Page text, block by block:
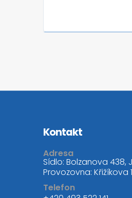
Kontakt
Adresa
Sídlo: Bolzanova 438,
Provozovna: Křižíkova
Telefon